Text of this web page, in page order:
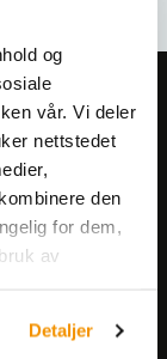
og
vår. Vi deler
nettstedet
den
for dem,
av
Detaljer